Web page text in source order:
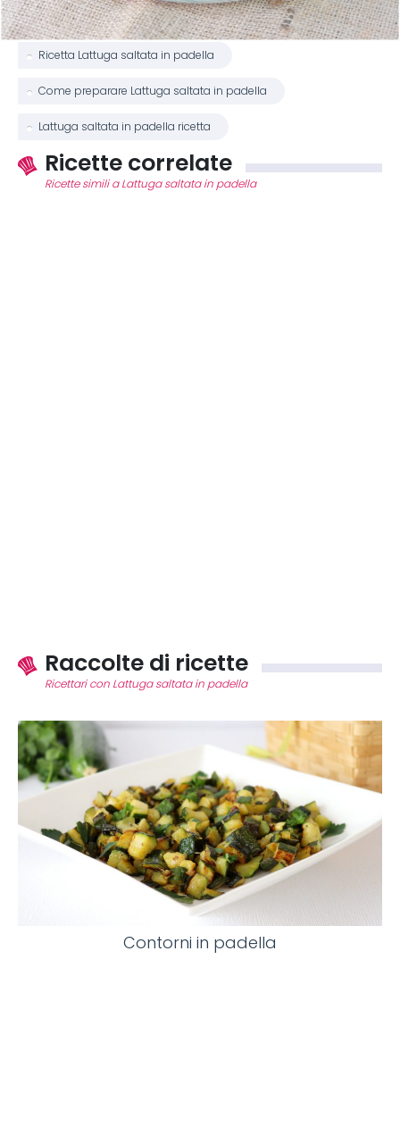
Ricetta Lattuga saltata in padella
Come preparare Lattuga saltata in padella
Lattuga saltata in padella ricetta
Ricette correlate
Ricette simili a Lattuga saltata in padella
Raccolte di ricette
Ricettari con Lattuga saltata in padella
Contorni in padella